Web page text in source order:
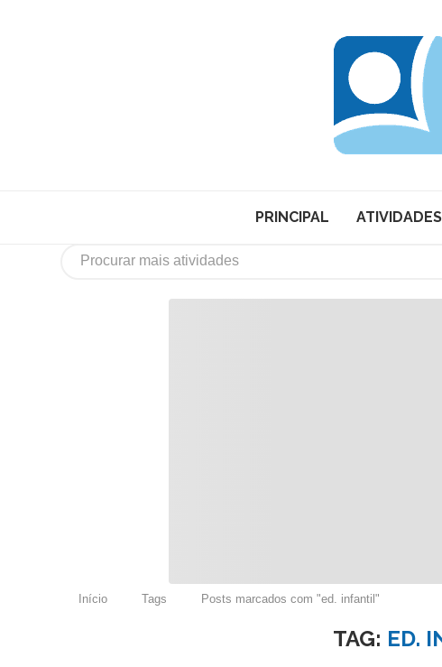
PRINCIPAL ATIVIDADES
Início Tags Posts marcados com "ed. infantil"
TAG: ED.